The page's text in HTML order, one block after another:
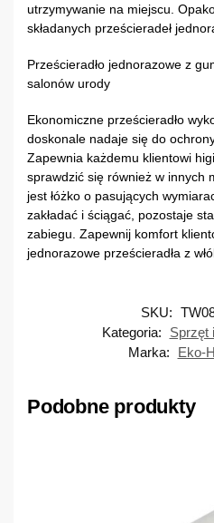
utrzymywanie na miejscu.
składanych prześcieradeł
Prześcieradło jednorazowe z
salonów urody
Ekonomiczne prześcieradło
doskonale nadaje się do
Zapewnia każdemu klientowi
sprawdzić się również w innych
jest łóżko o pasujących
zakładać i ściągać, pozostaje
zabiegu. Zapewnij komfort
jednorazowe prześcieradła z
SKU:
Kategoria:
Sprzęt
Marka:
Eko-
Podobne produkty